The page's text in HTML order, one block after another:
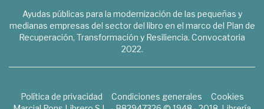
Ayudas públicas para la modernización de las pequeñas y
medianas empresas del sector del libro en el marco del Plan de
Recuperación, Transformación y Resiliencia. Convocatoria
2022.
Política de privacidad Condiciones generales
Cookies